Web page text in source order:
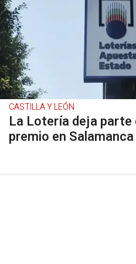
CASTILLA Y LEÓN
La Lotería deja parte
premio en